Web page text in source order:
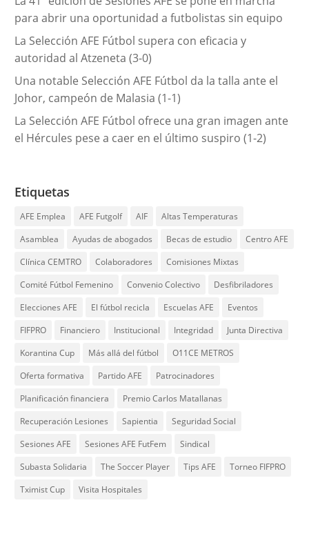
para abrir una oportunidad a futbolistas sin equipo
La Selección AFE Fútbol supera con eficacia y
autoridad al Atzeneta (3-0)
Una notable Selección AFE Fútbol da la talla ante el
Johor, campeón de Malasia (1-1)
La Selección AFE Fútbol ofrece una gran imagen ante
el Hércules pese a caer en el último suspiro (1-2)
Etiquetas
AFE Emplea AFE Futgolf AIF
Altas Temperaturas
Asamblea
Ayudas de abogados Becas de estudio
Centro AFE
Clínica CEMTRO
Colaboradores
Comisiones Mixtas
Comité Fútbol Femenino
Convenio Colectivo
Desfibriladores
Elecciones AFE
El fútbol recicla Escuelas AFE
Eventos
FIFPRO
Financiero Institucional Integridad
Junta Directiva
Korantina Cup
Más allá del fútbol
O11CE METROS
Oferta formativa
Partido AFE
Patrocinadores
Planificación financiera
Premio Carlos Matallanas
Recuperación Lesiones
Sapientia
Seguridad Social
Sesiones AFE
Sesiones AFE FutFem
Sindical
Subasta Solidaria
The Soccer Player Tips AFE
Torneo FIFPRO
Tximist Cup
Visita Hospitales